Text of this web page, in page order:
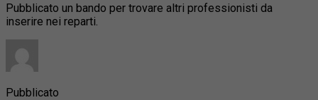
Pubblicato un bando per trovare altri professionisti da
inserire nei reparti.
Pubblicato